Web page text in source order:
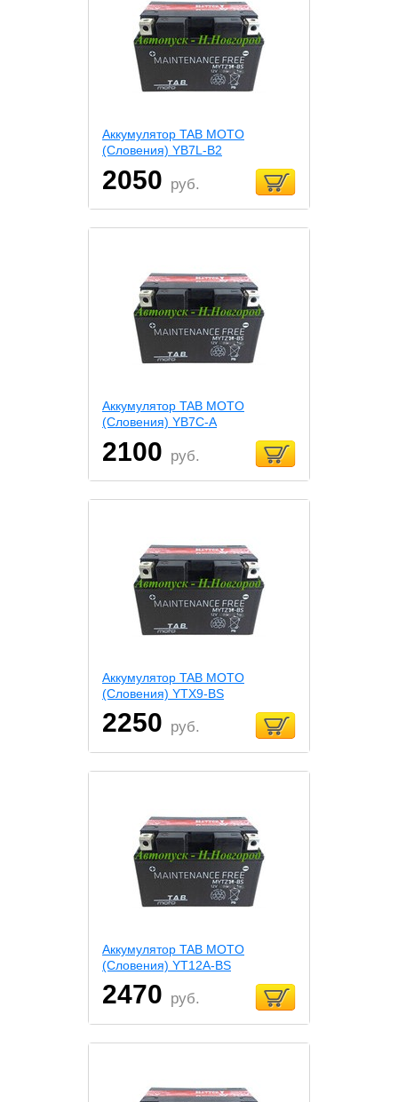
Аккумулятор TAB MOTO
(Словения) YB7L-B2
2050 руб.
Аккумулятор TAB MOTO
(Словения) YB7C-A
2100 руб.
Аккумулятор TAB MOTO
(Словения) YTX9-BS
2250 руб.
Аккумулятор TAB MOTO
(Словения) YT12A-BS
2470 руб.